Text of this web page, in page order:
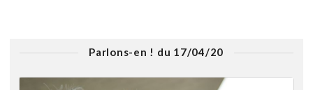
Parlons-en ! du 17/04/20